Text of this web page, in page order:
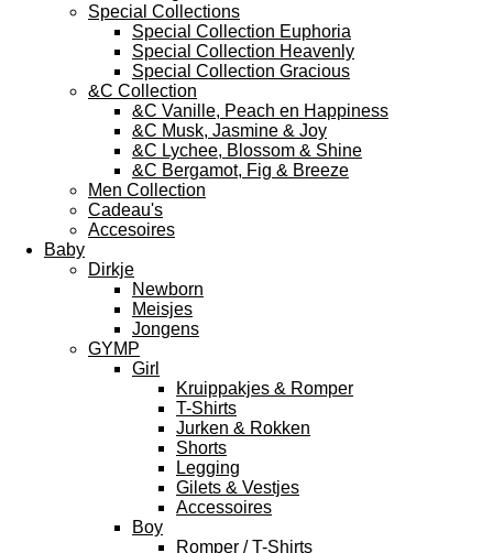
Special Collections
Special Collection Euphoria
Special Collection Heavenly
Special Collection Gracious
&C Collection
&C Vanille, Peach en Happiness
&C Musk, Jasmine & Joy
&C Lychee, Blossom & Shine
&C Bergamot, Fig & Breeze
Men Collection
Cadeau's
Accesoires
Baby
Dirkje
Newborn
Meisjes
Jongens
GYMP
Girl
Kruippakjes & Romper
T-Shirts
Jurken & Rokken
Shorts
Legging
Gilets & Vestjes
Accessoires
Boy
Romper / T-Shirts